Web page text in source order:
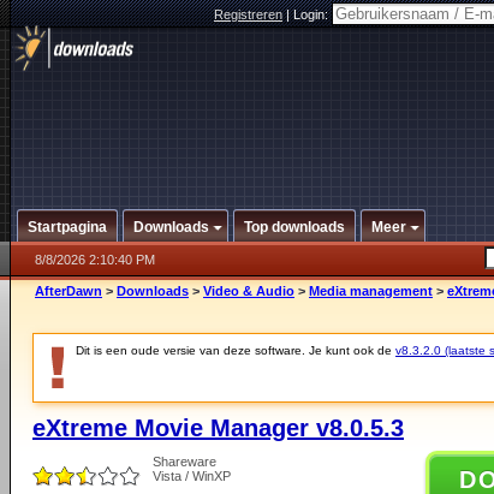
Registreren|Login:
Startpagina Downloads Top downloads Meer
8/8/2026 2:10:40 PM
AfterDawn > Downloads > Video & Audio > Media management >
Dit is een oude versie van deze software. Je kunt ook de v8.3.2.0 (laatste
eXtreme Movie Manager v8.0.5.3
Shareware
Vista / WinXP